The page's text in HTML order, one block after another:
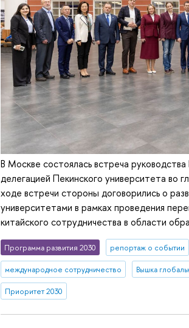
В Москве состоялась встреча
делегацией Пекинского университета во
ходе встречи стороны договорились о
университетами в рамках проведения
китайского сотрудничества в области
Программа развития 2030 репортаж о событии
международное сотрудничество Вышка
Приоритет 2030